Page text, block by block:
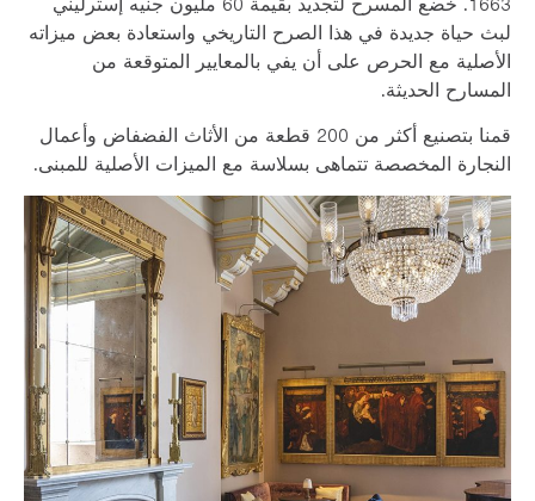
لبث حياة جديدة في هذا الصرح التاريخي واستعادة بعض ميزاته
الأصلية مع الحرص على أن يفي بالمعايير المتوقعة من
المسارح الحديثة.
قمنا بتصنيع أكثر من 200 قطعة من الأثاث الفضفاض وأعمال
النجارة المخصصة تتماهى بسلاسة مع الميزات الأصلية للمبنى.